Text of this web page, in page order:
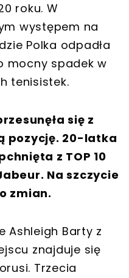
roku. W
występem na
Polka odpadła
mocny spadek w
tenisistek.
się z
pozycję. 20-latka
z TOP 10
Na szczycie
zmian.
Ashleigh Barty z
znajduje się
Trzecia